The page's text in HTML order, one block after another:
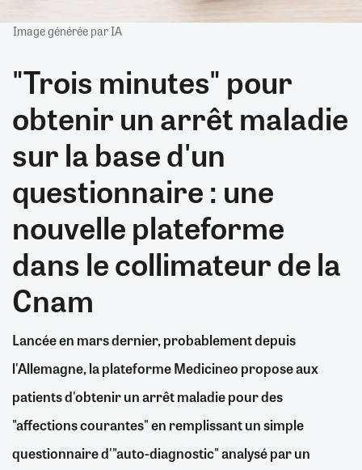
Image générée par IA
"Trois minutes" pour
obtenir un arrêt maladie
sur la base d'un
questionnaire : une
nouvelle plateforme
dans le collimateur de la
Cnam
Lancée en mars dernier, probablement depuis
l'Allemagne, la plateforme Medicineo propose aux
patients d'obtenir un arrêt maladie pour des
"affections courantes" en remplissant un simple
questionnaire d'"auto-diagnostic" analysé par un